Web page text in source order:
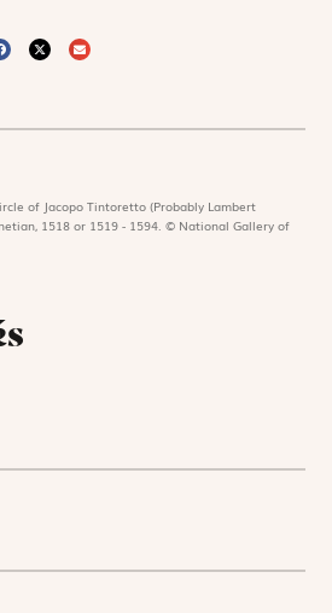
of Jacopo Tintoretto (Probably Lambert
1518 or 1519 - 1594. © National Gallery of